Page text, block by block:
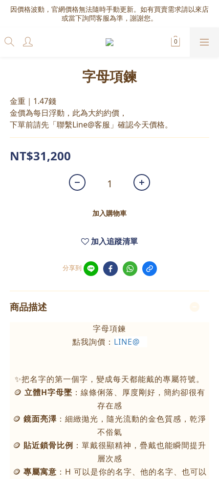
因價格波動，官網價格無法隨時手動更新。如有買賣需求請以來店
或當下詢問客服為準，謝謝您。
字母項鍊
金重｜1.47錢
金價為每日浮動，此為大約約價，
下單前請先「聯繫Line@客服」確認今天價格。
NT$31,200
加入購物車
加入追蹤清單
分享到
商品描述
字母項鍊
點我詢價： LINE@
✨把名字的第一個字，變成每天都能戴的專屬符號。
🪙 立體H字母墜 ：線條俐落、厚度剛好，簡約卻很有
存在感
🪙 鏡面亮澤 ：細緻拋光，隨光流動的金色質感，乾淨
不俗氣
🪙 貼近鎖骨比例 ：單戴很顯精神，疊戴也能瞬間提升
層次感
🪙 專屬寓意 ：H 可以是你的名字、他的名字、也可以